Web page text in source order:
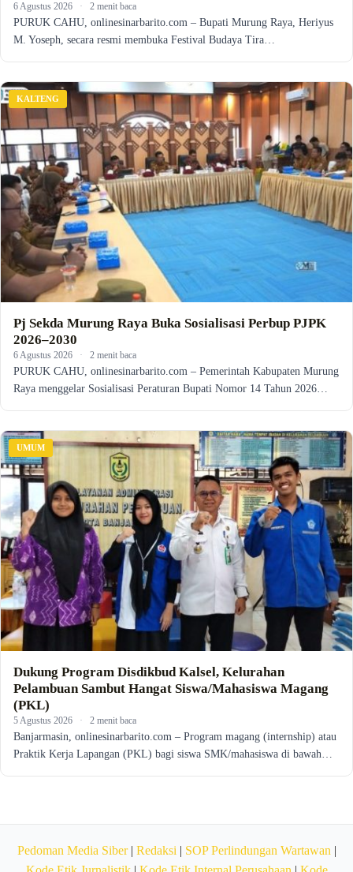
6 Agustus 2026 · 2 menit baca
PURUK CAHU, onlinesinarbarito.com – Bupati Murung Raya, Heriyus
M. Yoseph, secara resmi membuka Festival Budaya Tira…
KALTENG
Pj Sekda Murung Raya Buka Sosialisasi Perbup PJPK
2026–2030
6 Agustus 2026 · 2 menit baca
PURUK CAHU, onlinesinarbarito.com – Pemerintah Kabupaten Murung
Raya menggelar Sosialisasi Peraturan Bupati Nomor 14 Tahun 2026…
UMUM
Dukung Program Disdikbud Kalsel, Kelurahan
Pelambuan Sambut Hangat Siswa/Mahasiswa Magang
(PKL)
5 Agustus 2026 · 2 menit baca
Banjarmasin, onlinesinarbarito.com – Program magang (internship) atau
Praktik Kerja Lapangan (PKL) bagi siswa SMK/mahasiswa di bawah…
Pedoman Media Siber| Redaksi | SOP Perlindungan Wartawan |